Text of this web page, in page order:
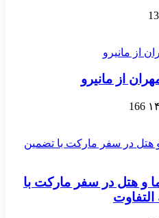
از مانیرو
166
و هتل در سفر مارکت با